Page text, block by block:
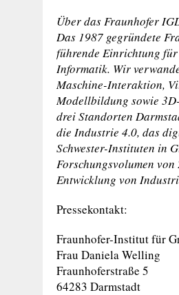
Über das Fraunhofer
Das 1987 gegründete
führende Einrichtung
Informatik. Wir
Maschine-Interaktion,
Modellbildung sowie
drei Standorten
die Industrie 4.0, das
Schwester-Instituten in
Forschungsvolumen
Entwicklung von
Pressekontakt:
Fraunhofer-Institut für
Frau Daniela Welling
Fraunhoferstraße 5
64283 Darmstadt